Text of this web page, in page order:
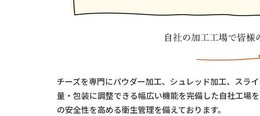
チーズを専門にパウダー加工、シュレッド加工、スラ
量・包装に調整できる幅広い機能を完備した自社工場
の安全性を高める衛生管理を備えております。